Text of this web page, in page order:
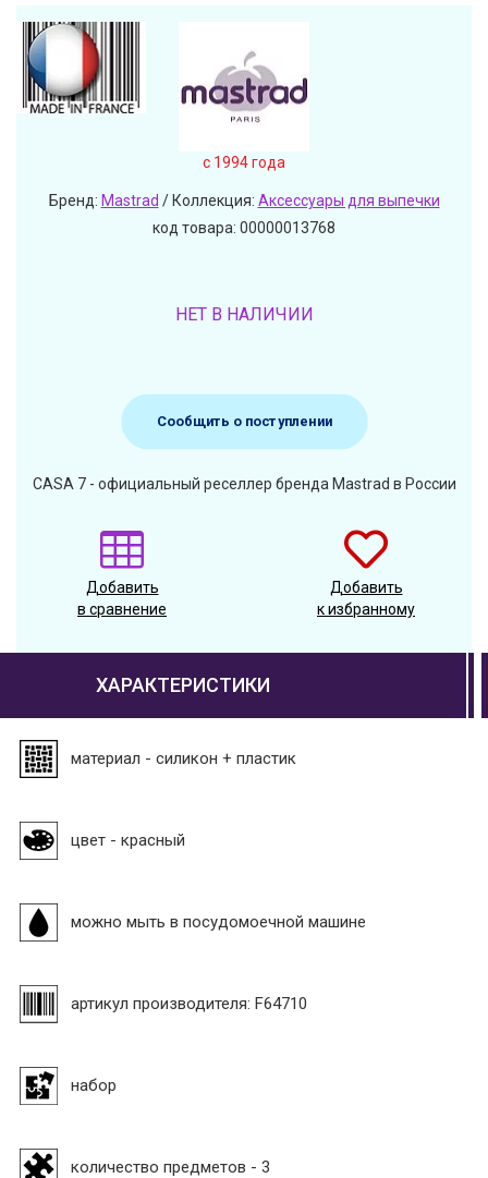
c 1994 года
Бренд: Mastrad / Коллекция: Аксессуары для выпечки
код товара: 00000013768
НЕТ В НАЛИЧИИ
Сообщить о поступлении
CASA 7 - официальный реселлер бренда Mastrad в России
Добавить
в сравнение
Добавить
к избранному
ХАРАКТЕРИСТИКИ
материал - силикон + пластик
цвет - красный
можно мыть в посудомоечной машине
артикул производителя: F64710
набор
количество предметов - 3